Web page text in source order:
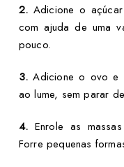
2. Adicione o
com ajuda de uma
pouco.
3. Adicione o ovo e
ao lume, sem parar
4. Enrole as
Forre pequenas